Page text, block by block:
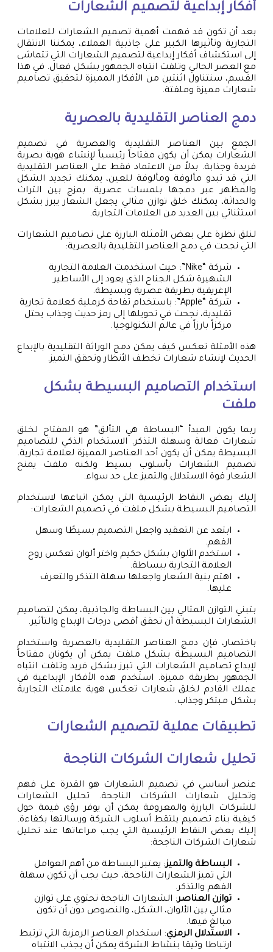
أفكار إبداعية لتصميم الشعارات
بعد أن تكون قد فهمت أهمية تصميم الشعارات للعلامات
التجارية وتأثيرها الكبير على جاذبية العملاء، يمكننا الانتقال
إلى استكشاف أفكار إبداعية لتصميم الشعارات التي تتماشى
مع العصر الحالي وتلفت انتباه الجمهور بشكل فعال. في هذا
القسم، سنتناول اثنتين من الأفكار المميزة لتحقيق تصاميم
شعارات مميزة وملفتة.
دمج العناصر التقليدية بالعصرية
الجمع بين العناصر التقليدية والعصرية في تصميم
الشعارات يمكن أن يكون مفتاحاً رئيسياً لإنشاء هوية بصرية
فريدة وجذابة. بدلاً من الاعتماد فقط على العناصر التقليدية
التي قد تبدو مألوفة ومألوفة للعين، يمكنك تجديد الشكل
والمظهر عبر دمجها بلمسات عصرية. بمزج بين التراث
والحداثة، يمكنك خلق توازن مثالي يجعل الشعار يبرز بشكل
استثنائي بين العديد من العلامات التجارية.
لنلق نظرة على بعض الأمثلة البارزة على تصاميم الشعارات
التي نجحت في دمج العناصر التقليدية بالعصرية:
شركة “Nike”: حيث استخدمت العلامة التجارية
الشهيرة شكل الجناح الذي يعود إلى الأساطير
الإغريقية بطريقة عصرية وبسيطة.
شركة “Apple”: باستخدام تفاحة كرملية كعلامة تجارية
تقليدية، نجحت في تحويلها إلى رمز حديث وجذاب يحتل
مركزاً بارزاً في عالم التكنولوجيا.
هذه الأمثلة تعكس كيف يمكن دمج الوراثة التقليدية بالإبداع
الحديث لإنشاء شعارات تخطف الأنظار وتحقق التميز.
استخدام التصاميم البسيطة بشكل
ملفت
ربما يكون المبدأ “البساطة هي التألق” هو المفتاح لخلق
شعارات فعالة وسهلة التذكر. الاستخدام الذكي للتصاميم
البسيطة يمكن أن يكون أحد العناصر المميزة لعلامة تجارية.
تصميم الشعارات بأسلوب بسيط ولكنه ملفت يمنح
الشعار قوة الاستدلال والتميز على حد سواء.
إليك بعض النقاط الرئيسية التي يمكن اتباعها لاستخدام
التصاميم البسيطة بشكل ملفت في تصميم الشعارات:
ابتعد عن التعقيد واجعل التصميم بسيطًا وسهل
الفهم.
استخدم الألوان بشكل حكيم واختر ألوان تعكس روح
العلامة التجارية ببساطة.
اهتم بنية الشعار واجعلها سهلة التذكر والتعرف
عليها.
بتبني التوازن المثالي بين البساطة والجاذبية، يمكن لتصاميم
الشعارات البسيطة أن تحقق أقصى درجات الإبداع والتأثير.
باختصار، فإن دمج العناصر التقليدية بالعصرية واستخدام
التصاميم البسيطة بشكل ملفت يمكن أن يكونان مفتاحاً
لإبداع تصاميم الشعارات التي تبرز بشكل فريد وتلفت انتباه
الجمهور بطريقة مميزة. استخدم هذه الأفكار الإبداعية في
عملك القادم لخلق شعارات تعكس هوية علامتك التجارية
بشكل مبتكر وجذاب.
تطبيقات عملية لتصميم الشعارات
تحليل شعارات الشركات الناجحة
عنصر أساسي في تصميم الشعارات هو القدرة على فهم
وتحليل شعارات الشركات الناجحة. تحليل الشعارات
للشركات البارزة والمعروفة يمكن أن يوفر رؤى قيمة حول
كيفية بناء تصميم يلتقط أسلوب الشركة ورسالتها بكفاءة.
إليك بعض النقاط الرئيسية التي يجب مراعاتها عند تحليل
شعارات الشركات الناجحة:
البساطة والتميز: يعتبر البساطة من أهم العوامل
التي تميز الشعارات الناجحة، حيث يجب أن تكون سهلة
الفهم والتذكر.
توازن العناصر: الشعارات الناجحة تحتوي على توازن
مثالي بين الألوان، الشكل، والنصوص دون أن تكون
مبالغ فيها.
الاستدلال الرمزي: استخدام العناصر الرمزية التي ترتبط
ارتباطا وثيقا بنشاط الشركة يمكن أن يجذب الانتباه